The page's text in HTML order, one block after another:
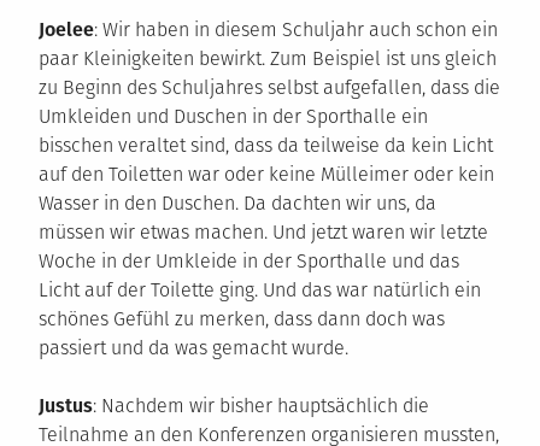
Joelee: Wir haben in diesem Schuljahr auch schon ein
paar Kleinigkeiten bewirkt. Zum Beispiel ist uns gleich
zu Beginn des Schuljahres selbst aufgefallen, dass die
Umkleiden und Duschen in der Sporthalle ein
bisschen veraltet sind, dass da teilweise da kein Licht
auf den Toiletten war oder keine Mülleimer oder kein
Wasser in den Duschen. Da dachten wir uns, da
müssen wir etwas machen. Und jetzt waren wir letzte
Woche in der Umkleide in der Sporthalle und das
Licht auf der Toilette ging. Und das war natürlich ein
schönes Gefühl zu merken, dass dann doch was
passiert und da was gemacht wurde.
Justus: Nachdem wir bisher hauptsächlich die
Teilnahme an den Konferenzen organisieren mussten,